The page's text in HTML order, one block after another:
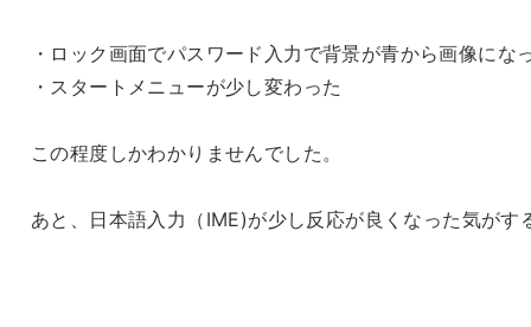
・ロック画面でパスワード入力で背景が青から画像にな
・スタートメニューが少し変わった
この程度しかわかりませんでした。
あと、日本語入力（IME)が少し反応が良くなった気がす